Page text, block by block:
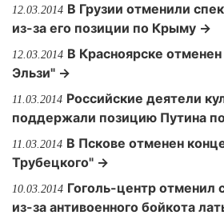
12.03.2014 В Грузии отменили
из-за его позиции по Крыму →
12.03.2014 В Красноярске
Эльзи" →
11.03.2014 Российские деятели
поддержали позицию Путина
11.03.2014 В Пскове отменен
Трубецкого" →
10.03.2014 Гоголь-центр отменил
из-за антивоенного бойкота